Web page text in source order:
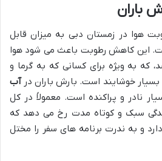
باران
هوا در زمستان دبی به میزان قابل
این کاهش رطوبت باعث می شود هوا
که به ویژه برای کسانی که به گرما و
خوشایند است. بارش باران درآب
نادر و پراکنده است. معمولاً در کل
۲ تا ۴ روز بارندگی سبک و کوتاه مدت رخ می دهد که
و به ندرت برنامه های سفر را مختل